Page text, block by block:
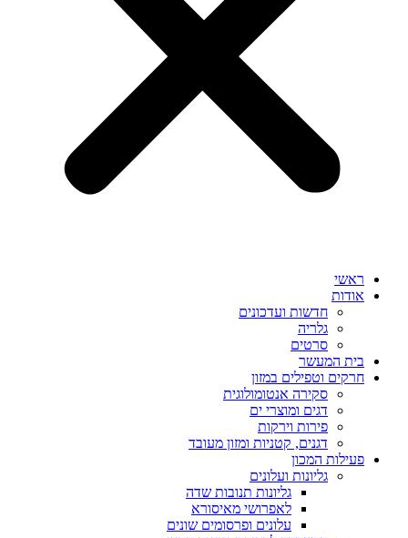
ראשי
אודות
חדשות ועדכונים
גלריה
סרטים
בית המעשר
חרקים וטפילים במזון
סקירה אנטומולוגית
דגים ומוצרי ים
פירות וירקות
דגנים, קטניות ומזון מעובד
פעילות המכון
גליונות ועלונים
גליונות תנובות שדה
לאפרושי מאיסורא
עלונים ופרסומים שונים